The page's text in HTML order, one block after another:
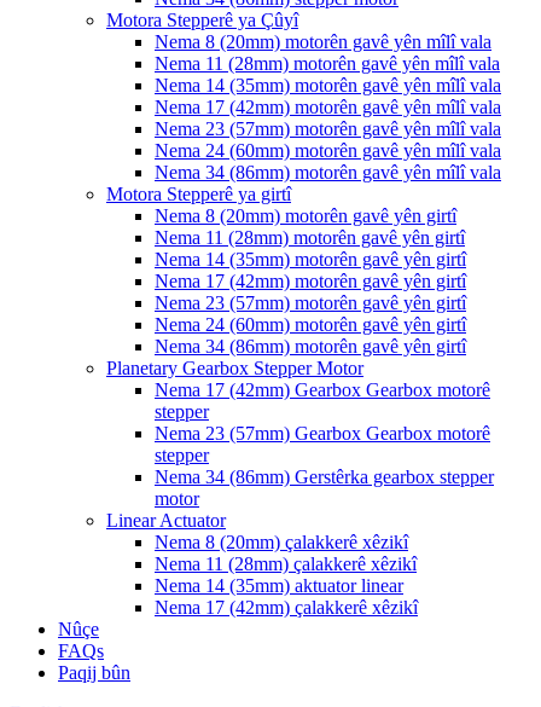
Motora Stepperê ya Çûyî
Nema 8 (20mm) motorên gavê yên mîlî vala
Nema 11 (28mm) motorên gavê yên mîlî vala
Nema 14 (35mm) motorên gavê yên mîlî vala
Nema 17 (42mm) motorên gavê yên mîlî vala
Nema 23 (57mm) motorên gavê yên mîlî vala
Nema 24 (60mm) motorên gavê yên mîlî vala
Nema 34 (86mm) motorên gavê yên mîlî vala
Motora Stepperê ya girtî
Nema 8 (20mm) motorên gavê yên girtî
Nema 11 (28mm) motorên gavê yên girtî
Nema 14 (35mm) motorên gavê yên girtî
Nema 17 (42mm) motorên gavê yên girtî
Nema 23 (57mm) motorên gavê yên girtî
Nema 24 (60mm) motorên gavê yên girtî
Nema 34 (86mm) motorên gavê yên girtî
Planetary Gearbox Stepper Motor
Nema 17 (42mm) Gearbox Gearbox motorê
stepper
Nema 23 (57mm) Gearbox Gearbox motorê
stepper
Nema 34 (86mm) Gerstêrka gearbox stepper
motor
Linear Actuator
Nema 8 (20mm) çalakkerê xêzikî
Nema 11 (28mm) çalakkerê xêzikî
Nema 14 (35mm) aktuator linear
Nema 17 (42mm) çalakkerê xêzikî
Nûçe
FAQs
Paqij bûn